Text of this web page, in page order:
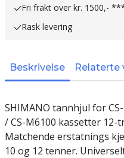
Fri frakt over kr. 1500,-
Rask levering
Beskrivelse Relaterte
SHIMANO tannhjul for
/ CS-M6100 kassetter
Matchende erstatnings
10 og 12 tenner.